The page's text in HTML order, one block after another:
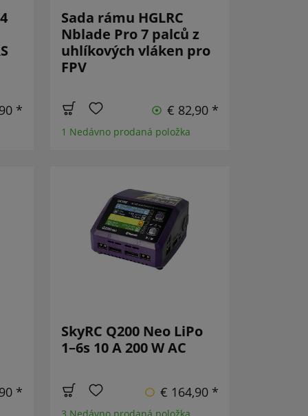
*
Sada rámu HGLRC
Nblade Pro 7 palců z
uhlíkových vláken pro
FPV
€ 82,90 *
1 Nedávno prodaná položka
*
SkyRC Q200 Neo LiPo
1–6s 10 A 200 W AC
€ 164,90 *